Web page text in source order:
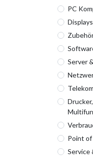
PC
Server
Point of
Service